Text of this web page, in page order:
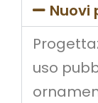
Nuovi
uso